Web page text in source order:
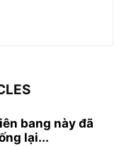
bang này đã
lại...